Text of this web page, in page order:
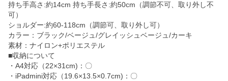
持ち手高さ:約14cm 持ち手長さ:約50cm（調節不可、取り外し不
可）
ショルダー:約60-118cm（調節可、取り外し可）
カラー：ブラック/ベージュ/グレイッシュベージュ/カーキ
素材：ナイロン+ポリエステル
■収納について
・A4対応（22×31cm)：〇
・iPadmini対応（19.6×13.5×0.7cm)：〇